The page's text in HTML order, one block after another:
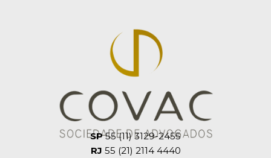
SP55 (11) 3129-2455
RJ 55 (21) 2114 4440